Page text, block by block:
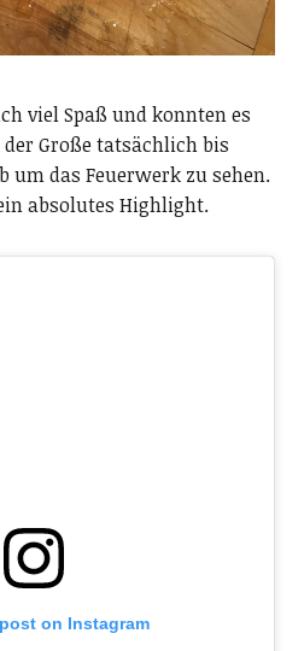
viel Spaß und konnten es
Große tatsächlich bis
das Feuerwerk zu sehen.
absolutes Highlight.
on Instagram